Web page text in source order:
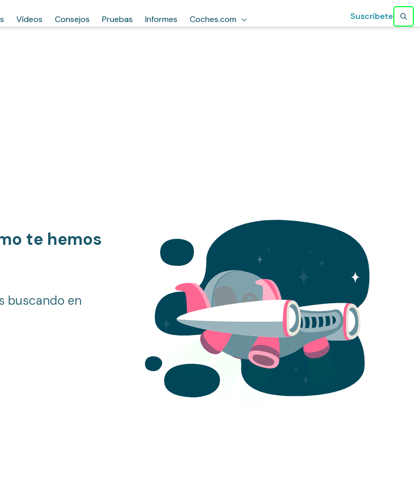
Vídeos Consejos Pruebas Informes Coches.com Suscríbete
te hemos
buscando en